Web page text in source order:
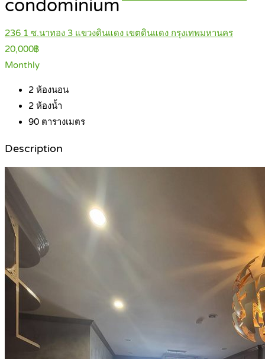
condominium
236 1 ซ.นาทอง 3 แขวงดินแดง เขตดินแดง กรุงเทพมหานคร
20,000฿
Monthly
2 ห้องนอน
2 ห้องน้ำ
90 ตารางเมตร
Description